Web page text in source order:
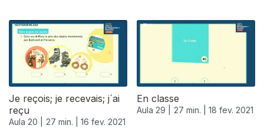
Je reçois; je recevais; j´ai
reçu
Aula 20 | 27 min. | 16 fev. 2021
En classe
Aula 29 | 27 min. | 18 fev. 2021